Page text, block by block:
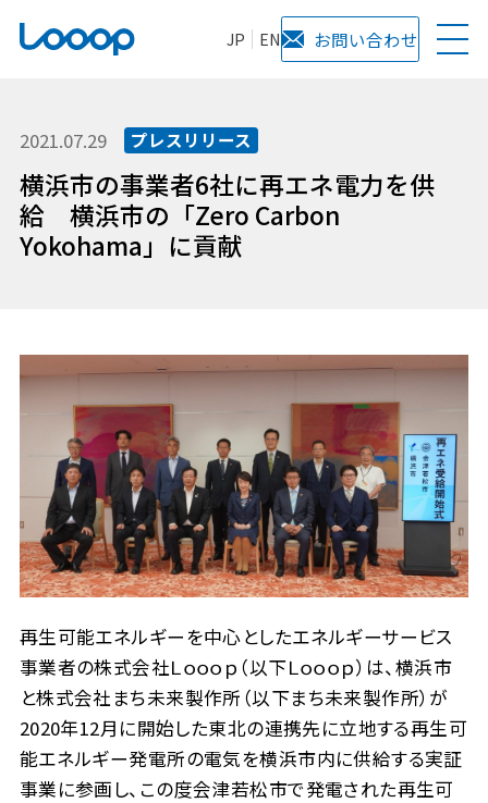
JP EN お問い合わせ
2021.07.29 プレスリリース
横浜市の事業者6社に再エネ電力を供
給 横浜市の「Zero Carbon
Yokohama」に貢献
再生可能エネルギーを中心としたエネルギーサービス
事業者の株式会社Ｌｏｏｏｐ（以下Ｌｏｏｏｐ）は、横浜市
と株式会社まち未来製作所（以下まち未来製作所）が
2020年12月に開始した東北の連携先に⽴地する再生可
能エネルギー発電所の電気を横浜市内に供給する実証
事業に参画し、この度会津若松市で発電された再生可